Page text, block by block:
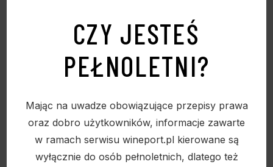
CZY JESTEŚ
PEŁNOLETNI?
Mając na uwadze obowiązujące przepisy prawa
oraz dobro użytkowników, informacje zawarte
w ramach serwisu wineport.pl kierowane są
wyłącznie do osób pełnoletnich, dlatego też
KARTON PREZENTOWY “ENJOY” NA 2
BUTELKI. ZAMÓWIENIE TYLKO
WIELOKROTNOŚĆ 50 SZT.